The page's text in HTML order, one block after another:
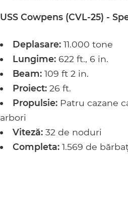
USS Cowpens (CVL-25) -
Deplasare:11.000 tone
Lungime:622 ft., 6 in.
Beam: 109 ft 2 in.
Proiect:26 ft.
Propulsie:Patru cazane
arbori
Viteză:32 de noduri
Completa:1.569 de